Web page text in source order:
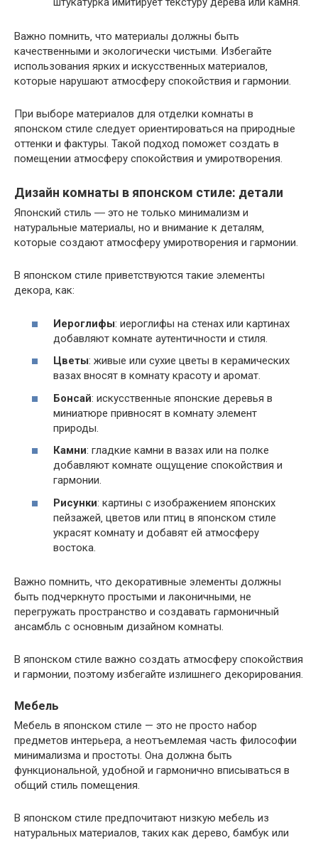
Важно помнить‚ что материалы должны быть
качественными и экологически чистыми. Избегайте
использования ярких и искусственных материалов‚
которые нарушают атмосферу спокойствия и гармонии.
При выборе материалов для отделки комнаты в
японском стиле следует ориентироваться на природные
оттенки и фактуры. Такой подход поможет создать в
помещении атмосферу спокойствия и умиротворения.
Дизайн комнаты в японском стиле: детали
Японский стиль ― это не только минимализм и
натуральные материалы‚ но и внимание к деталям‚
которые создают атмосферу умиротворения и гармонии.
В японском стиле приветствуются такие элементы
декора‚ как:
Иероглифы: иероглифы на стенах или картинах
добавляют комнате аутентичности и стиля.
Цветы: живые или сухие цветы в керамических
вазах вносят в комнату красоту и аромат.
Бонсай: искусственные японские деревья в
миниатюре привносят в комнату элемент
природы.
Камни: гладкие камни в вазах или на полке
добавляют комнате ощущение спокойствия и
гармонии.
Рисунки: картины с изображением японских
пейзажей‚ цветов или птиц в японском стиле
украсят комнату и добавят ей атмосферу
востока.
Важно помнить‚ что декоративные элементы должны
быть подчеркнуто простыми и лаконичными‚ не
перегружать пространство и создавать гармоничный
ансамбль с основным дизайном комнаты.
В японском стиле важно создать атмосферу спокойствия
и гармонии‚ поэтому избегайте излишнего декорирования.
Мебель
Мебель в японском стиле — это не просто набор
предметов интерьера‚ а неотъемлемая часть философии
минимализма и простоты. Она должна быть
функциональной‚ удобной и гармонично вписываться в
общий стиль помещения.
В японском стиле предпочитают низкую мебель из
натуральных материалов‚ таких как дерево‚ бамбук или